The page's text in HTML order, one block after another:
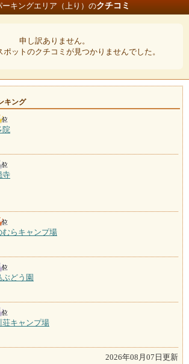
ーキングエリア（上り）のクチコミ
申し訳ありません。
ポットのクチコミが見つかりませんでした。
キング
院
寺
むらキャンプ場
ぶどう園
荘キャンプ場
2026年08月07日更新